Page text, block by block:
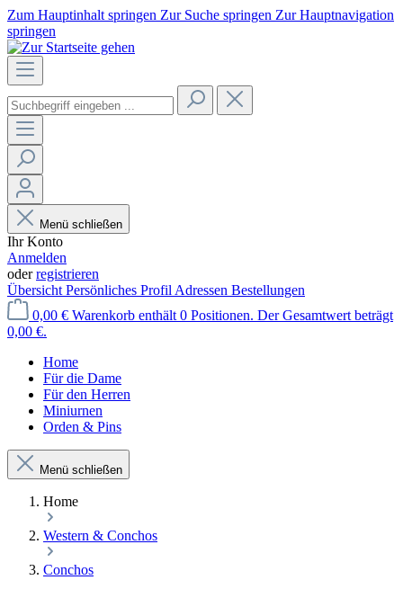
Zum Hauptinhalt springen Zur Suche springen Zur Hauptnavigation
springen
Menü schließen
Ihr Konto
Anmelden
oderregistrieren
Übersicht Persönliches Profil Adressen Bestellungen
0,00 € Warenkorb enthält 0 Positionen. Der Gesamtwert beträgt
0,00 €.
Home
Für die Dame
Für den Herren
Miniurnen
Orden & Pins
Menü schließen
Home
Western & Conchos
Conchos